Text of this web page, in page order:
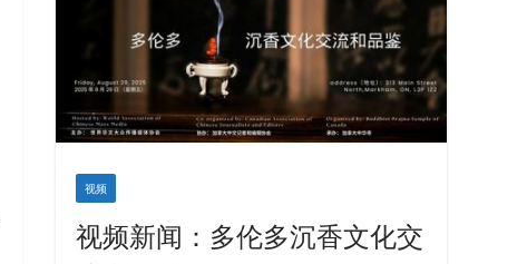
视频
视频新闻：多伦多沉香文化交